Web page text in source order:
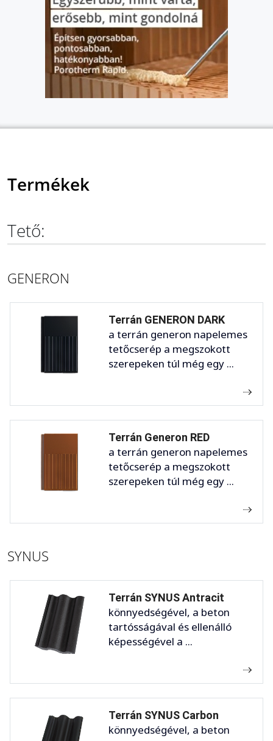
Termékek
Tető:
GENERON
Terrán GENERON DARK
a terrán generon napelemes
tetőcserép a megszokott
szerepeken túl még egy ...
Terrán Generon RED
a terrán generon napelemes
tetőcserép a megszokott
szerepeken túl még egy ...
SYNUS
Terrán SYNUS Antracit
könnyedségével, a beton
tartósságával és ellenálló
képességével a ...
Terrán SYNUS Carbon
könnyedségével, a beton